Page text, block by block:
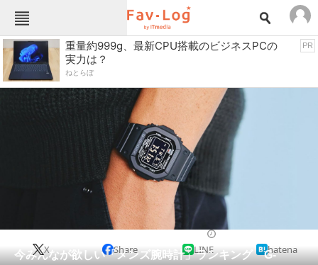
Fav-Logカテゴリー一覧
TOP
インテリア・収納 おもちゃ・ホビー
キッチン家電
ゲーム
スイーツ・お菓子
スマホ・携帯電話
ファッション
ペット 家電
重量約999g、最新CPU搭載のビジネスPCの
実力は？
ねとらぼ
PR
今みんなが欲しい「メンズ腕時計」ランキング G-
X Share LINE hatena